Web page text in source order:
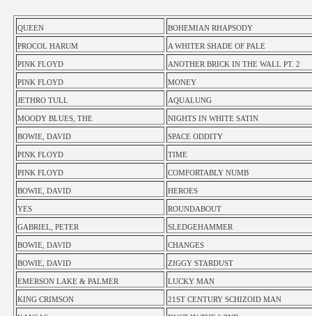
QUEEN BOHEMIAN RHAPSODY
PROCOL HARUM A WHITER SHADE OF PALE
PINK FLOYD ANOTHER BRICK IN THE WALL PT. 2
PINK FLOYD MONEY
JETHRO TULL AQUALUNG
MOODY BLUES, THE NIGHTS IN WHITE SATIN
BOWIE, DAVID SPACE ODDITY
PINK FLOYD TIME
PINK FLOYD COMFORTABLY NUMB
BOWIE, DAVID HEROES
YES ROUNDABOUT
GABRIEL, PETER SLEDGEHAMMER
BOWIE, DAVID CHANGES
BOWIE, DAVID ZIGGY STARDUST
EMERSON LAKE & PALMER LUCKY MAN
KING CRIMSON 21ST CENTURY SCHIZOID MAN